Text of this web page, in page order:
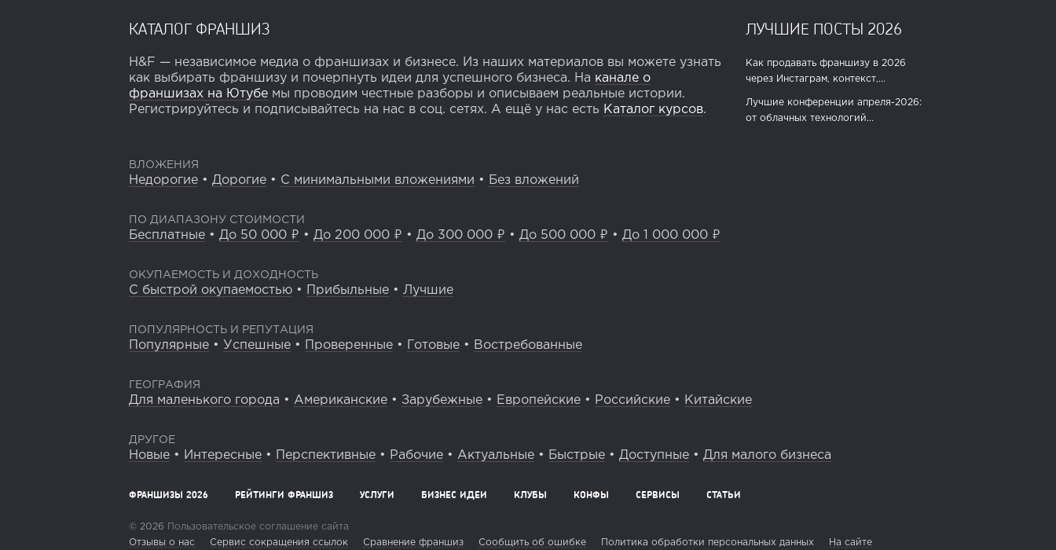
КАТАЛОГ ФРАНШИЗ
H&F — независимое медиа о франшизах и бизнесе. Из наших материалов вы можете узнать
как выбирать франшизу и почерпнуть идеи для успешного бизнеса. На канале о
франшизах на Ютубе мы проводим честные разборы и описываем реальные истории.
Регистрируйтесь и подписывайтесь на нас в соц. сетях. А ещё у нас есть Каталог курсов.
ЛУЧШИЕ ПОСТЫ 2026
Как продавать франшизу в 2026
через Инстаграм, контекст,...
Лучшие конференции апреля-2026:
от облачных технологий...
ВЛОЖЕНИЯ
Недорогие • Дорогие • С минимальными вложениями • Без вложений
ПО ДИАПАЗОНУ СТОИМОСТИ
Бесплатные • До 50 000 ₽ • До 200 000 ₽ • До 300 000 ₽ • До 500 000 ₽ • До 1 000 000 ₽
ОКУПАЕМОСТЬ И ДОХОДНОСТЬ
С быстрой окупаемостью • Прибыльные • Лучшие
ПОПУЛЯРНОСТЬ И РЕПУТАЦИЯ
Популярные • Успешные • Проверенные • Готовые • Востребованные
ГЕОГРАФИЯ
Для маленького города • Американские • Зарубежные • Европейские • Российские • Китайские
ДРУГОЕ
Новые • Интересные • Перспективные • Рабочие • Актуальные • Быстрые • Доступные • Для малого бизнеса
ФРАНШИЗЫ 2026 РЕЙТИНГИ ФРАНШИЗ УСЛУГИ БИЗНЕС ИДЕИ КЛУБЫ КОНФЫ СЕРВИСЫ СТАТЬИ
© 2026 Пользовательское соглашение сайта
Отзывы о нас
Сервис сокращения ссылок Сравнение франшиз Сообщить об ошибке Политика обработки персональных данных На сайте